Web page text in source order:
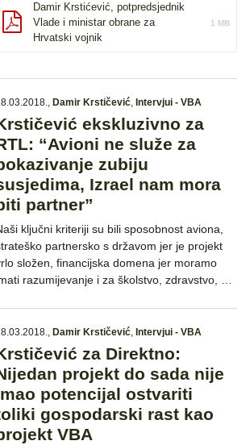
Damir Krstićević, potpredsjednik
Vlade i ministar obrane za
Hrvatski vojnik
1 MB
, Damir Krstičević, Intervjui - VBA
ekskluzivno za
“Avioni ne služe za
zubiju
Izrael nam mora
partner”
ključni kriteriji su bili sposobnost aviona,
partnersko s državom jer je projekt
složen, financijska domena jer moramo
razumijevanje i za školstvo, zdravstvo, …
, Damir Krstičević, Intervjui - VBA
za Direktno:
projekt do sada nije
potencijal ostvariti
gospodarski rast kao
VBA